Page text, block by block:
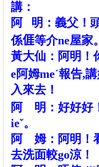
講：
阿 明：義父！
係𠊎等介ne屋家。
黃大仙：阿明！
e阿姆meˊ報告,講
入來去！
阿 明：好好好
ieˇ。
阿 姆：阿明！
去洗面較go涼！